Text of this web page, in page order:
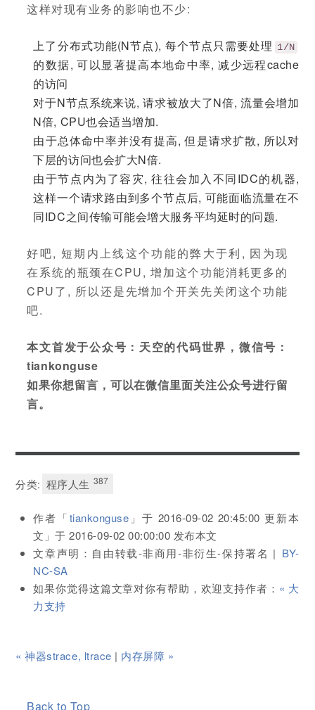
这样对现有业务的影响也不少:
上了分布式功能(N节点), 每个节点只需要处理 1/N
的数据, 可以显著提高本地命中率, 减少远程cache
的访问
对于N节点系统来说, 请求被放大了N倍, 流量会增加
N倍, CPU也会适当增加.
由于总体命中率并没有提高, 但是请求扩散, 所以对
下层的访问也会扩大N倍.
由于节点内为了容灾, 往往会加入不同IDC的机器,
这样一个请求路由到多个节点后, 可能面临流量在不
同IDC之间传输可能会增大服务平均延时的问题.
好吧, 短期内上线这个功能的弊大于利, 因为现
在系统的瓶颈在CPU, 增加这个功能消耗更多的
CPU了, 所以还是先增加个开关先关闭这个功能
吧.
本文首发于公众号：天空的代码世界，微信号：
tiankonguse
如果你想留言，可以在微信里面关注公众号进行留
言。
分类: 程序人生 387
作者「tiankonguse 」于 2016-09-02 20:45:00 更新本
文」于2016-09-02 00:00:00 发布本文
文章声明：自由转载-非商用-非衍生-保持署名 | BY-
NC-SA
如果你觉得这篇文章对你有帮助，欢迎支持作者： « 大
力支持
« 神器strace, ltrace | 内存屏障 »
Back to Top